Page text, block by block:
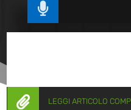

 LEGGI ARTICOLO